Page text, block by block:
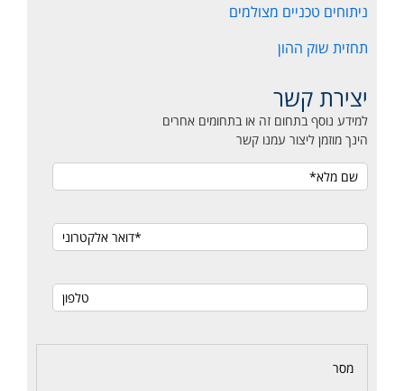
ניתוחים טכניים מצולמים
תחזית שוק ההון
יצירת קשר
למידע נוסף בתחום זה או בתחומים אחרים
הינך מוזמן ליצור עמנו קשר